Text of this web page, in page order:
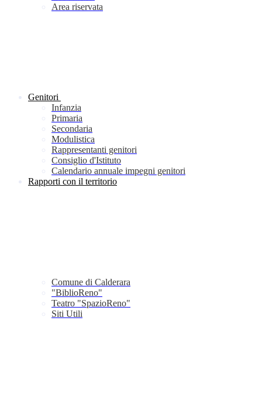
Area riservata
Genitori
Infanzia
Primaria
Secondaria
Modulistica
Rappresentanti genitori
Consiglio d'Istituto
Calendario annuale impegni genitori
Rapporti con il territorio
Comune di Calderara
"BiblioReno"
Teatro "SpazioReno"
Siti Utili